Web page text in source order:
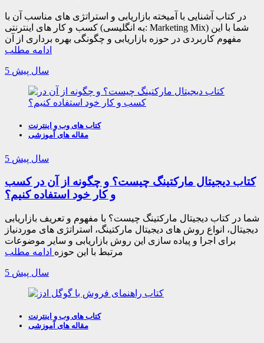
در کتاب آشنایی با آمیخته بازاریابی و استراتژی های مناسب آن با
کسب و کار های اینترنتی (به انگلیسی: Marketing Mix) شما با این
مفهوم کاربردی در حوزه بازاریابی و چگونگی بهره برداری از آن
ادامه مطلب
5 سال پیش
کتاب های وب و اینترنت
مقاله های آموزشی
5 سال پیش
کتاب دیجیتال مارکتینگ چیست؟ و چگونه از آن در کسب
و کار خود استفاده کنیم؟
شما در کتاب دیجیتال مارکتینگ چیست؟ با مفهوم و تعریف بازاریابی
دیجیتال، انواع روش های دیجیتال مارکتینگ، استراتژی های موردنیاز
برای اجرا و پیاده سازی این روش بازاریابی و سایر موضوعات
مرتبط با این حوزه ادامه مطلب
5 سال پیش
کتاب های وب و اینترنت
مقاله های آموزشی